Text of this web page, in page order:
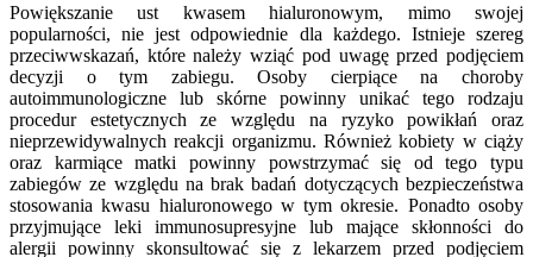
Powiększanie ust kwasem hialuronowym, mimo swojej
popularności, nie jest odpowiednie dla każdego. Istnieje szereg
przeciwwskazań, które należy wziąć pod uwagę przed podjęciem
decyzji o tym zabiegu. Osoby cierpiące na choroby
autoimmunologiczne lub skórne powinny unikać tego rodzaju
procedur estetycznych ze względu na ryzyko powikłań oraz
nieprzewidywalnych reakcji organizmu. Również kobiety w ciąży
oraz karmiące matki powinny powstrzymać się od tego typu
zabiegów ze względu na brak badań dotyczących bezpieczeństwa
stosowania kwasu hialuronowego w tym okresie. Ponadto osoby
przyjmujące leki immunosupresyjne lub mające skłonności do
alergii powinny skonsultować się z lekarzem przed podjęciem